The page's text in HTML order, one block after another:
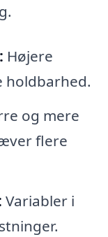
Højere
holdbarhed.
og mere
flere
Variabler i